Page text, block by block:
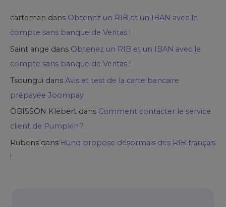
carteman dans Obtenez un RIB et un IBAN avec le
compte sans banque de Veritas !
Saint ange dans Obtenez un RIB et un IBAN avec le
compte sans banque de Veritas !
Tsoungui dans Avis et test de la carte bancaire
prépayée Joompay
OBISSON Klébert dans Comment contacter le service
client de Pumpkin ?
Rubens dans Bunq propose désormais des RIB français
!